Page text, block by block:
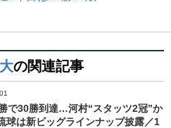
の関連記事
で30勝到達…河村“スタッツ2冠”か
球は新ビッグラインナップ披露／1